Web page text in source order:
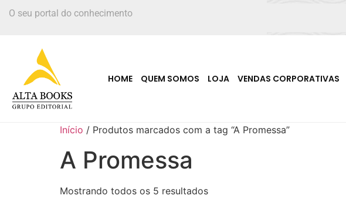
O seu portal do conhecimento
HOME QUEM SOMOS LOJA VENDAS CORPORATIVAS
Início / Produtos marcados com a tag “A Promessa”
A Promessa
Mostrando todos os 5 resultados